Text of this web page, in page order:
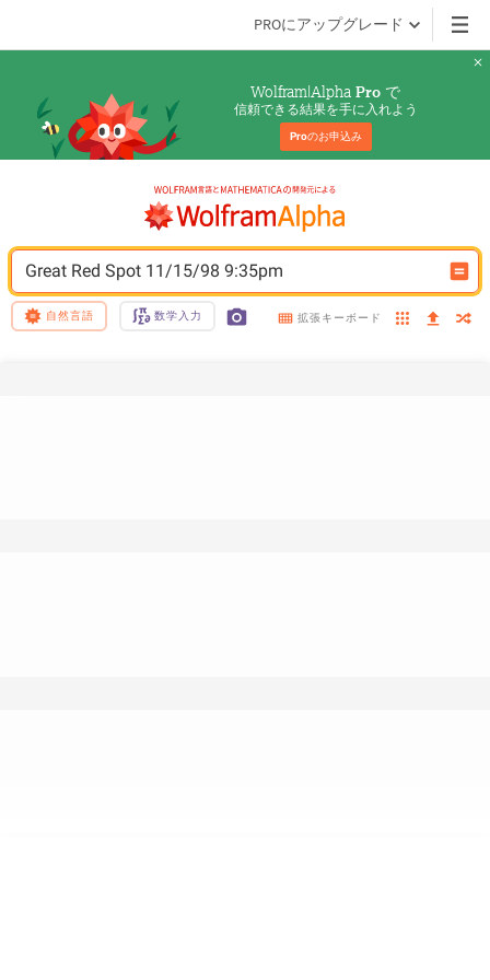
PROにアップグレード
Wolfram|Alpha Pro で
信頼できる結果を手に入れよう
Proのお申込み
Great Red Spot 11/15/98 9:35pm
自然言語 数学入力 拡張キーボード